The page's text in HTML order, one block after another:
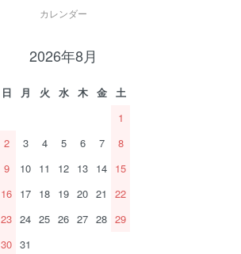
カレンダー
2026年8月
日 月 火 水 木 金
土
1
2
3 4 5 6 7
8
9
10 11 12 13 14 15
16 17 18 19 20 21
22
23 24 25 26 27 28 29
30 31